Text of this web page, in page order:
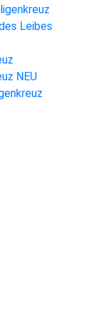
Leibes
NEU